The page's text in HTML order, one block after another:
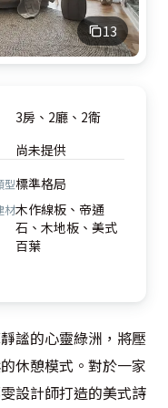
13
3房、2廳、2衛
尚未提供
型標準格局
材木作線板、帝通
石、木地板、美式
百葉
謐的心靈綠洲，將壓
休憩模式。對於一家
設計師打造的美式詩